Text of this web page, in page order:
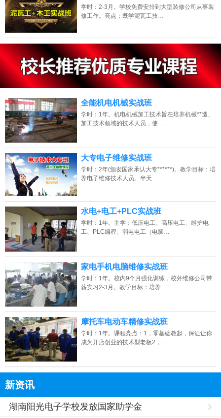
学时：2-3月。学校免费安排到大型装修公司从事装
修工作。亮点：既学泥瓦工技…
点击免费咨询电话：13807313137
全能机电机械实战班
学时：1年。机电机械加工技术旨在培养机械**造、
加工技术领域的技术人员，使…
大专电子维修实战班
学时：2年(颁发国家承认大专******)。教学目标：培
养电子维修技术人员。半天…
水电+电工+PLC实战班
学时：1年。主学：低压电工、高压电工、维护电
工、PLC编程、弱电电工（电脑…
家电手机电脑维修实战班
学时：1年。校内9个月强化训练，校外维修公司带
薪实习2-3月。教学目标：培养…
摩托车电动车精修实战班
学时：1年。课程亮点：1，零基础教起，保证让你
成为开店创业的技术型老板2，…
新资讯
湖南阳光电子学校发放国家助学金